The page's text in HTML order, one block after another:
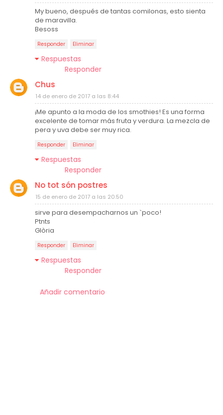
My bueno, después de tantas comilonas, esto sienta
de maravilla.
Besoss
Responder Eliminar
Respuestas
Responder
Chus
14 de enero de 2017 a las 8:44
¡Me apunto a la moda de los smothies! Es una forma
excelente de tomar más fruta y verdura. La mezcla de
pera y uva debe ser muy rica.
Responder Eliminar
Respuestas
Responder
No tot són postres
15 de enero de 2017 a las 20:50
sirve para desempacharnos un `poco!
Ptnts
Glòria
Responder Eliminar
Respuestas
Responder
Añadir comentario